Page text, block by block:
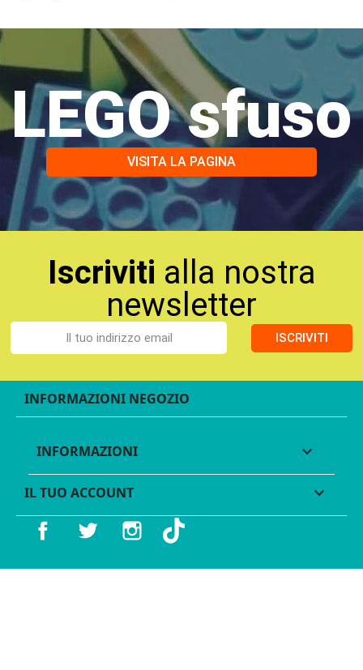
LEGO sfuso
VISITA LA PAGINA
Iscriviti alla nostra
newsletter
ISCRIVITI
INFORMAZIONI NEGOZIO
INFORMAZIONI 
IL TUO ACCOUNT 
Facebook Twitter Instagram